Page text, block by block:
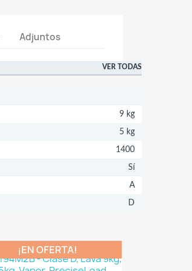
Adjuntos
VER TODAS
9 kg
5 kg
1400
Sí
A
D
¡EN OFERTA!